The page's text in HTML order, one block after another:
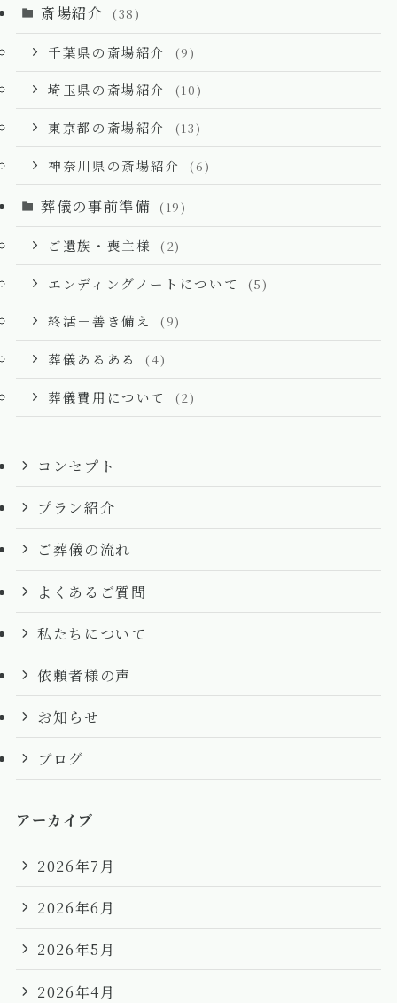
斎場紹介 (38)
千葉県の斎場紹介 (9)
埼玉県の斎場紹介 (10)
東京都の斎場紹介 (13)
神奈川県の斎場紹介 (6)
葬儀の事前準備 (19)
ご遺族・喪主様 (2)
エンディングノートについて (5)
終活－善き備え (9)
葬儀あるある (4)
葬儀費用について (2)
コンセプト
プラン紹介
ご葬儀の流れ
よくあるご質問
私たちについて
依頼者様の声
お知らせ
ブログ
アーカイブ
2026年7月
2026年6月
2026年5月
2026年4月